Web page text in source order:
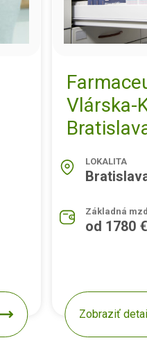
Vlárska-
LOKALITA
Základná
od 1780 €
Zobraziť